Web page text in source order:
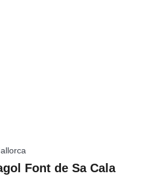
Font de Sa Cala